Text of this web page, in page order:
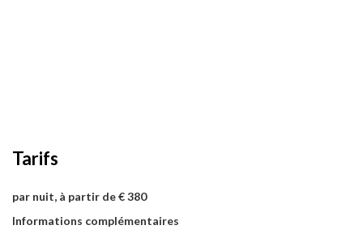
Tarifs
par nuit, à partir de € 380
Informations complémentaires